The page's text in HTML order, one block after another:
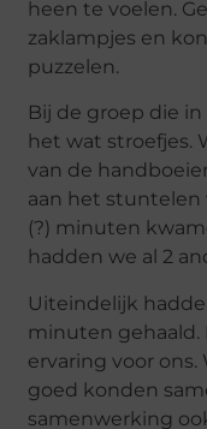
heen te voelen.
zaklampjes en
puzzelen.
Bij de groep die
het wat stroefjes.
van de
aan het stuntelen
(?) minuten
hadden we al 2
Uiteindelijk
minuten gehaald.
ervaring voor
goed konden
samenwerking